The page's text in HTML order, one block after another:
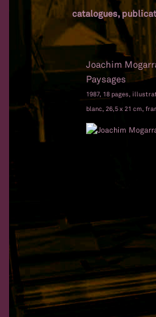
catalogues,
Joachim
Paysages
1987, 18 pages,
blanc, 26,5 x 21 cm,